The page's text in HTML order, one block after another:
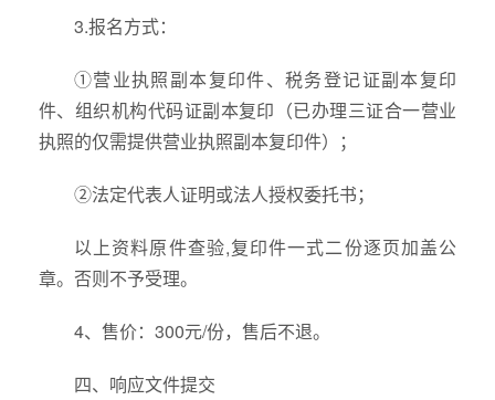
3.报名方式：
①营业执照副本复印件、税务登记证副本复印
件、组织机构代码证副本复印（已办理三证合一营业
执照的仅需提供营业执照副本复印件）；
②法定代表人证明或法人授权委托书；
以上资料原件查验,复印件一式二份逐页加盖公
章。否则不予受理。
4、售价：300元/份，售后不退。
四、响应文件提交